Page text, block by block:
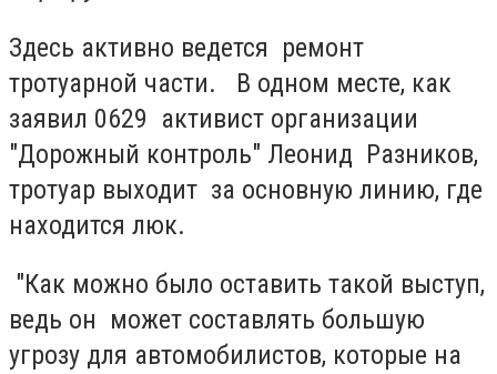
Здесь активно ведется ремонт
тротуарной части. В одном месте, как
заявил 0629 активист организации
"Дорожный контроль" Леонид Разников,
тротуар выходит за основную линию, где
находится люк.
"Как можно было оставить такой выступ,
ведь он может составлять большую
угрозу для автомобилистов, которые на